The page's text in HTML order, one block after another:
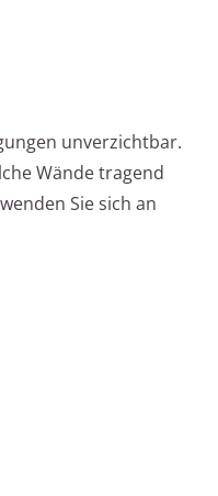
unverzichtbar.
Wände tragend
Sie sich an